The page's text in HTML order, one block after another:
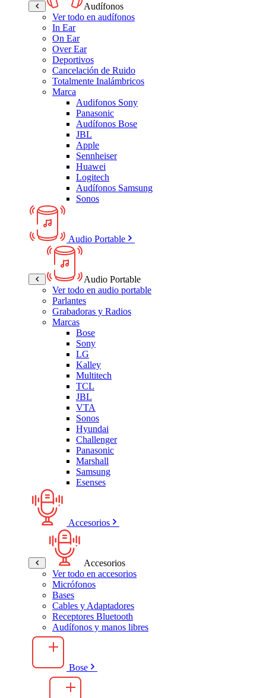
Audífonos
Ver todo en audífonos
In Ear
On Ear
Over Ear
Deportivos
Cancelación de Ruido
Totalmente Inalámbricos
Marca
Audifonos Sony
Panasonic
Audífonos Bose
JBL
Apple
Sennheiser
Huawei
Logitech
Audífonos Samsung
Sonos
Audio Portable
Audio Portable
Ver todo en audio portable
Parlantes
Grabadoras y Radios
Marcas
Bose
Sony
LG
Kalley
Multitech
TCL
JBL
VTA
Sonos
Hyundai
Challenger
Panasonic
Marshall
Samsung
Esenses
Accesorios
Accesorios
Ver todo en accesorios
Micrófonos
Bases
Cables y Adaptadores
Receptores Bluetooth
Audífonos y manos libres
Bose